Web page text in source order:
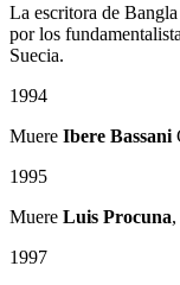
La escritora de
por los
Suecia.
1994
Muere Ibere Bassani
1995
Muere Luis Procuna
1997